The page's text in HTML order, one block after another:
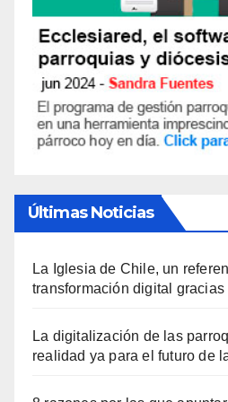
Últimas Noticias
La Iglesia de Chile, un
transformación digital
La digitalización de las
realidad ya para el futuro de